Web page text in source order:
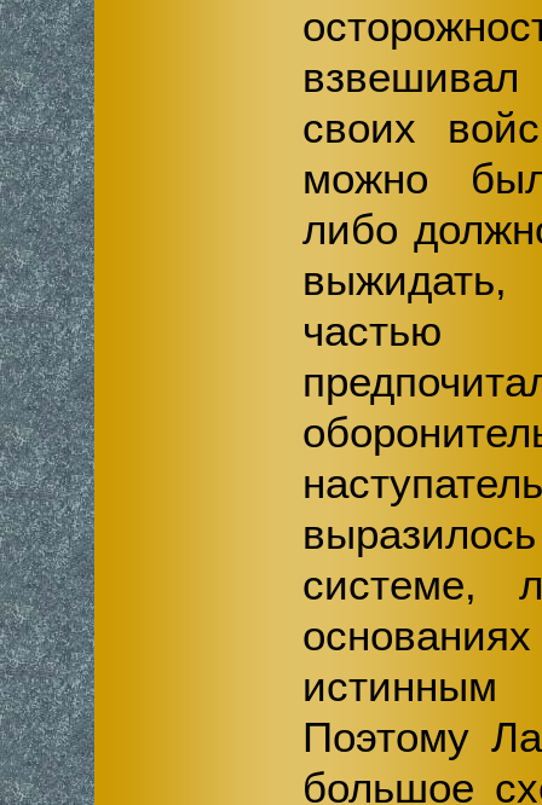
своих
можно
либо
частью
системе,
Поэтому
большое